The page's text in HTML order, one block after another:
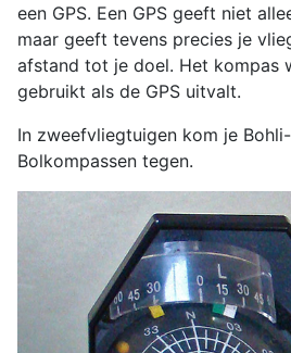
een GPS. Een GPS geeft niet
maar geeft tevens precies je
afstand tot je doel. Het kompas
gebruikt als de GPS uitvalt.
In zweefvliegtuigen kom je
Bolkompassen tegen.